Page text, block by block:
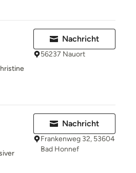
Nachricht
56237 Nauort
Nachricht
Frankenweg 32, 53604
Bad Honnef